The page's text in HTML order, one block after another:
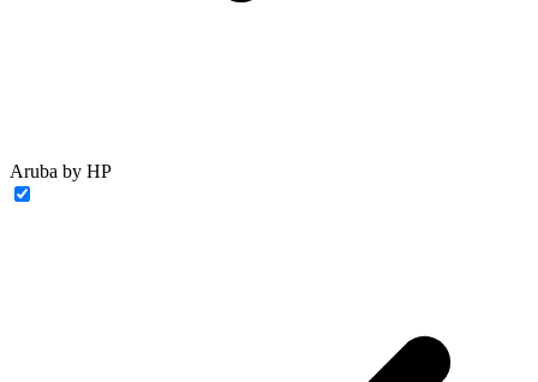
Aruba by HP